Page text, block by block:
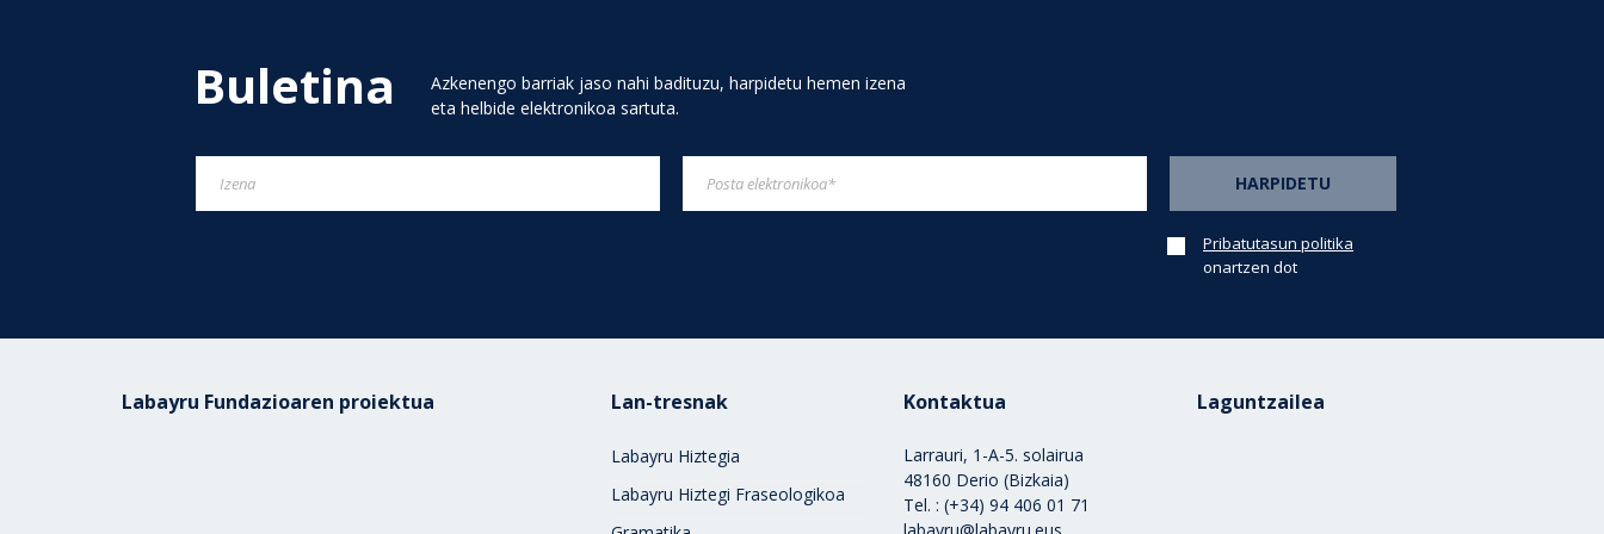
Buletina
Azkenengo barriak jaso nahi badituzu, harpidetu hemen izena
eta helbide elektronikoa sartuta.
Pribatutasun politika
onartzen dot
Labayru Fundazioaren proiektua Lan-tresnak
Labayru Hiztegia
Labayru Hiztegi Fraseologikoa
Kontaktua
Larrauri, 1-A-5. solairua
48160 Derio (Bizkaia)
Tel. : (+34) 94 406 01 71
Laguntzailea